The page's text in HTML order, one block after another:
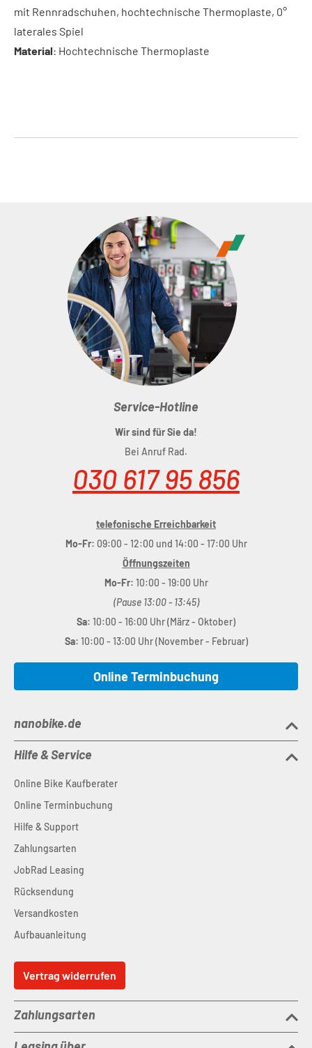
mit Rennradschuhen, hochtechnische Thermoplaste, 0°
laterales Spiel
Material: Hochtechnische Thermoplaste
Service-Hotline
Wir sind für Sie da!
Bei Anruf Rad.
030 617 95 856
telefonische Erreichbarkeit
Mo-Fr: 09:00 - 12:00 und 14:00 - 17:00 Uhr
Öffnungszeiten
Mo-Fr: 10:00 - 19:00 Uhr
(Pause 13:00 - 13:45)
Sa: 10:00 - 16:00 Uhr (März - Oktober)
Sa: 10:00 - 13:00 Uhr (November - Februar)
Online Terminbuchung
nanobike.de
Hilfe & Service
Online Bike Kaufberater
Online Terminbuchung
Hilfe & Support
Zahlungsarten
JobRad Leasing
Rücksendung
Versandkosten
Aufbauanleitung
Vertrag widerrufen
Zahlungsarten